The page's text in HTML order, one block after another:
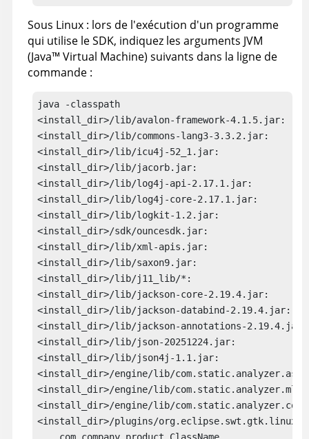
Sous Linux : lors de l'exécution d'un programme
qui utilise le SDK, indiquez les arguments JVM
(Java™ Virtual Machine) suivants dans la ligne de
commande :
java -classpath
<install_dir>/lib/avalon-framework-4.1.5.jar:
<install_dir>/lib/commons-lang3-3.3.2.jar:
<install_dir>/lib/icu4j-52_1.jar:
<install_dir>/lib/jacorb.jar:
<install_dir>/lib/log4j-api-2.17.1.jar:
<install_dir>/lib/log4j-core-2.17.1.jar:
<install_dir>/lib/logkit-1.2.jar:
<install_dir>/sdk/ouncesdk.jar:
<install_dir>/lib/xml-apis.jar:
<install_dir>/lib/saxon9.jar:
<install_dir>/lib/j11_lib/*:
<install_dir>/lib/jackson-core-2.19.4.jar:
<install_dir>/lib/jackson-databind-2.19.4.jar:
<install_dir>/lib/jackson-annotations-2.19.4.jar:
<install_dir>/lib/json-20251224.jar:
<install_dir>/lib/json4j-1.1.jar:
<install_dir>/engine/lib/
<install_dir>/engine/lib/
<install_dir>/engine/lib/
<install_dir>/plugins/